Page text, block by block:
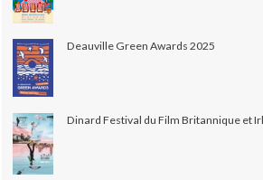
Deauville Green Awards 2025
Dinard Festival du Film Britannique et